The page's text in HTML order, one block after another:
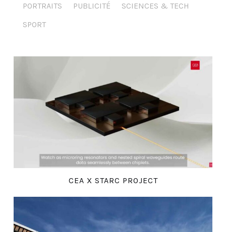
PORTRAITS
PUBLICITÉ
SCIENCES & TECH
SPORT
CEA X STARC PROJECT